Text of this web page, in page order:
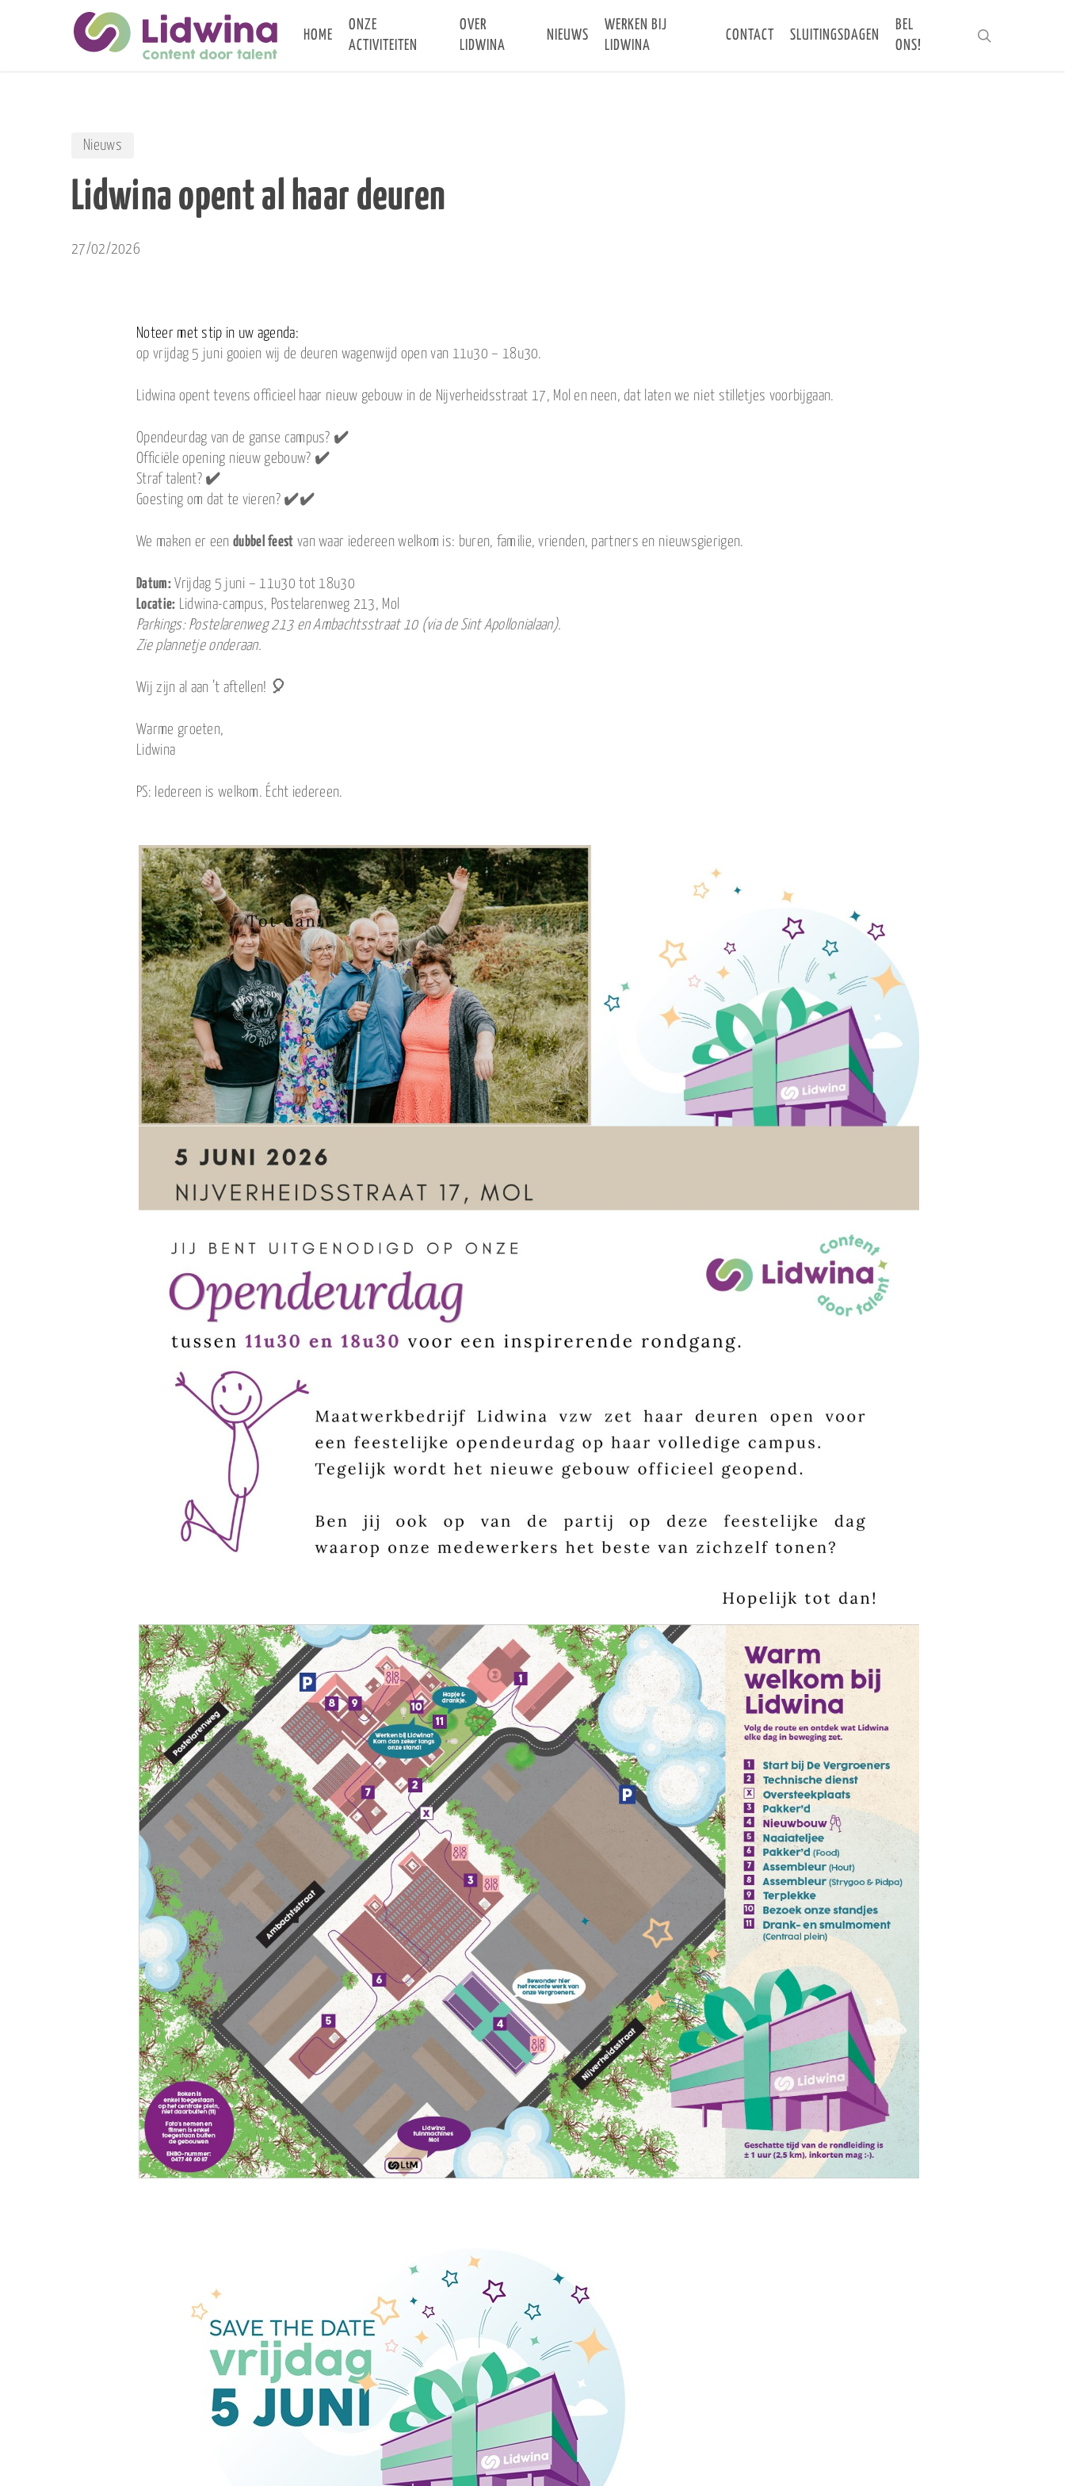
HOME
ONZE
ACTIVITEITEN
OVER
LIDWINA
NIEUWS
WERKEN BIJ
LIDWINA
CONTACT SLUITINGSDAGEN
BEL
ONS!
Nieuws
Lidwina opent al haar deuren
27/02/2026
Noteer met stip in uw agenda:
op vrijdag 5 juni gooien wij de deuren wagenwijd open van 11u30 – 18u30.
Lidwina opent tevens officieel haar nieuw gebouw in de Nijverheidsstraat 17, Mol en neen, dat laten we niet stilletjes voorbijgaan.
Opendeurdag van de ganse campus? ✔️
Officiële opening nieuw gebouw? ✔️
Straf talent? ✔️
Goesting om dat te vieren? ✔️✔️
We maken er een dubbel feest van waar iedereen welkom is: buren, familie, vrienden, partners en nieuwsgierigen.
Datum: Vrijdag 5 juni – 11u30 tot 18u30
Locatie: Lidwina-campus, Postelarenweg 213, Mol
Parkings: Postelarenweg 213 en Ambachtsstraat 10 (via de Sint Apollonialaan).
Zie plannetje onderaan.
Wij zijn al aan ’t aftellen! 🎈
Warme groeten,
Lidwina
PS: Iedereen is welkom. Écht iedereen.